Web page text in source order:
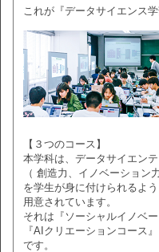
これが『データサイエンス学
【３つのコース】
本学科は、データサイエン
（ 創造力、イノベーション
を学生が身に付けられるよ
用意されています。
それは『ソーシャルイノベー
『AIクリエーションコース
です。